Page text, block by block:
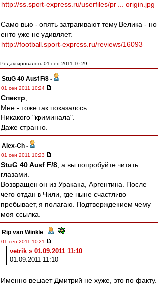
http://ss.sport-express.ru/userfiles/pr ... origin.jpg
Само вью - опять затрагивают тему Велика - но
енто уже не удивляет.
http://football.sport-express.ru/reviews/16093
Редактировалось 01 сен 2011 10:29
StuG 40 Ausf F/8 -
01 сен 2011 10:24
Спектр
Мне - тоже так показалось.
Никакого "криминала".
Даже странно.
Alex-Ch -
01 сен 2011 10:23
StuG 40 Ausf F/8 , а вы попробуйте читать
глазами.
Возвращен он из Уракана, Аргентина. После
чего отдан в Чили, где ныне счастливо
пребывает, я полагаю. Подтверждением чему
моя ссылка.
Rip van Winkle -
01 сен 2011 10:21
vetrik » 01.09.2011 11:10
01.09.2011 11:10
Именно вешает Дмитрий не хуже, это по факту.